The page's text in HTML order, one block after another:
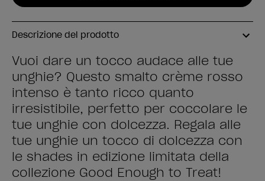
Descrizione del prodotto
Vuoi dare un tocco audace alle tue
unghie? Questo smalto crème rosso
intenso è tanto ricco quanto
irresistibile, perfetto per coccolare le
tue unghie con dolcezza. Regala alle
tue unghie un tocco di dolcezza con
le shades in edizione limitata della
collezione Good Enough to Treat!